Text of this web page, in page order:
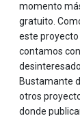
momento
gratuito.
este proyecto
contamos
Bustamante
otros
donde